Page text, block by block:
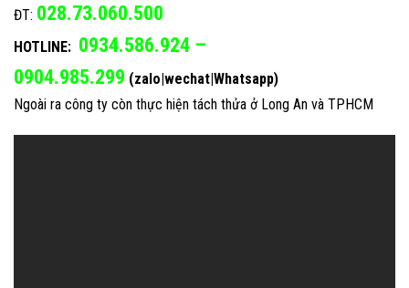
ĐT: 028.73.060.500
HOTLINE: 0934.586.924 –
0904.985.299 (zalo|wechat|Whatsapp)
Ngoài ra công ty còn thực hiện tách thửa ở Long An và TPHCM